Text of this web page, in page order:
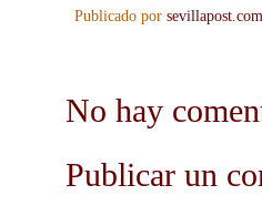
Publicado por sevillapost.com
No hay
Publicar un